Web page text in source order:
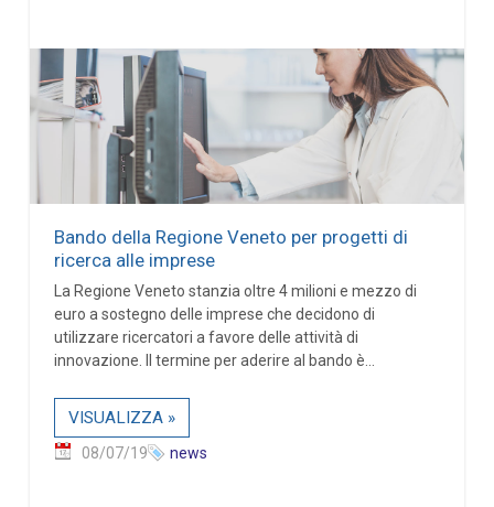
Bando della Regione Veneto per progetti di
ricerca alle imprese
La Regione Veneto stanzia oltre 4 milioni e mezzo di
euro a sostegno delle imprese che decidono di
utilizzare ricercatori a favore delle attività di
innovazione. Il termine per aderire al bando è...
VISUALIZZA »
08/07/19 news